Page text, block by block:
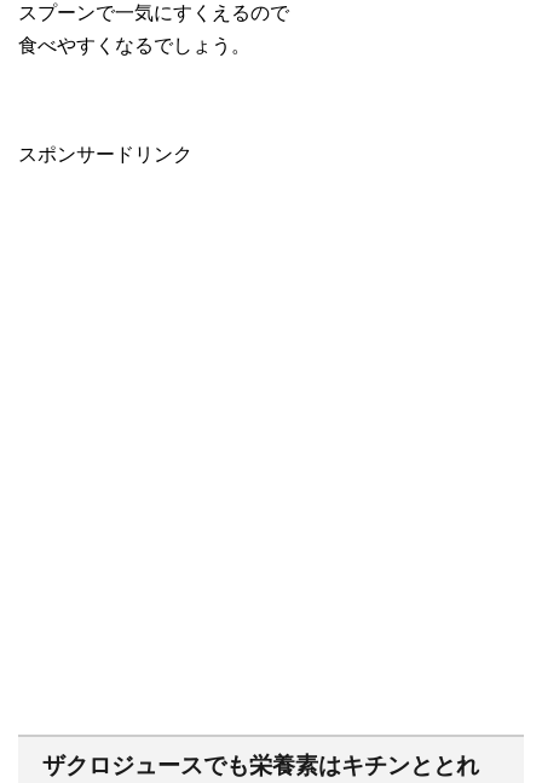
スプーンで一気にすくえるので
食べやすくなるでしょう。
スポンサードリンク
ザクロジュースでも栄養素はキチンととれ